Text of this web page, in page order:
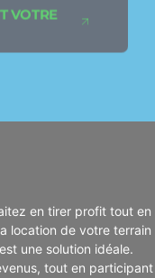
VOTRE
en tirer profit tout en
location de votre terrain
une solution idéale.
tout en participant